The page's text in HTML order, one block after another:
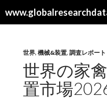
索
世界, 機械&装置, 調査レポート
世界の家
置市場